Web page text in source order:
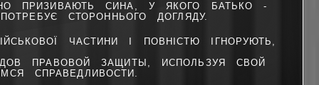
ПРИЗИВАЮТЬ СИНА, У ЯКОГО БАТЬКО -
СТОРОННЬОГО ДОГЛЯДУ.
ЧАСТИНИ І ПОВНІСТЮ ІГНОРУЮТЬ,
ПРАВОВОЙ ЗАЩИТЫ, ИСПОЛЬЗУЯ СВОЙ
СПРАВЕДЛИВОСТИ.